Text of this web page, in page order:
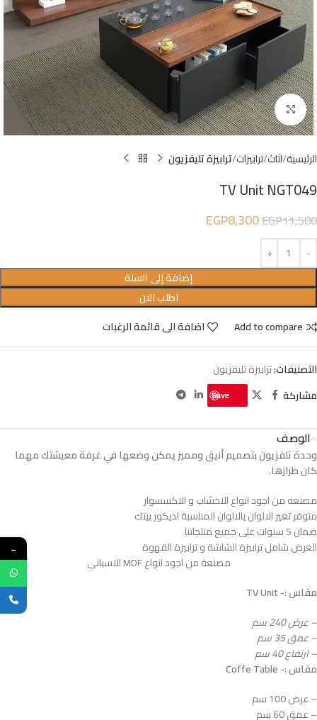
Click to enlarge
الرئيسية اثاث ترابيزات ترابيزة تليفزيون
TV Unit NGT049
EGP11,500
EGP8,300
إضافة إلى السلة
اطلب الان
Add to compare
اضافة الى قائمة الرغبات
التصنيفات:ترابيزة تليفزيون
مشاركة
Save
الوصف
وحدة تلفزيون بتصميم أنيق ومميز يمكن وضعها في غرفة معيشتك مهما
كان طرازها.
مصنعه من اجود انواع الاخشاب و الاكسسوار
متوفر تغير الالوان بالالوان المناسبة لديكور بيتك
ضمان 5 سنوات على جميع منتجاتنا
العرض شامل ترابيزة الشاشة و ترابيزة القهوة
مصنعة من اجود انواع MDF الاسباني
مقاس :- TV Unit
– عرض 240 سم
– عمق 35 سم
– ارتفاع 40 سم
مقاس :- Coffe Table
– عرض 100 سم
– عمق 60 سم
←